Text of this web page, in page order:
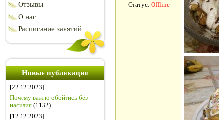
Отзывы
О нас
Расписание занятий
Новые публикации
[22.12.2023]
Почему важно обойтись без
насилия (1132)
[12.12.2023]
Статус: Offline